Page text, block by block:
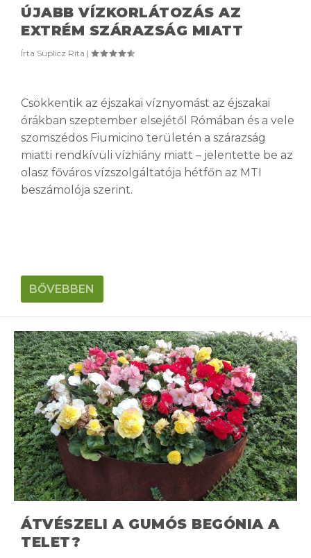
ÚJABB VÍZKORLÁTOZÁS AZ
EXTRÉM SZÁRAZSÁG MIATT
Írta Suplicz Rita |
Csökkentik az éjszakai víznyomást az éjszakai
órákban szeptember elsejétől Rómában és a vele
szomszédos Fiumicino területén a szárazság
miatti rendkívüli vízhiány miatt – jelentette be az
olasz főváros vízszolgáltatója hétfőn az MTI
beszámolója szerint.
BŐVEBBEN
ÁTVÉSZELI A GUMÓS BEGÓNIA A
TELET?